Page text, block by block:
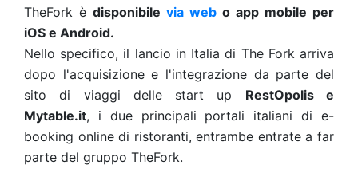
TheFork è disponibile via web o app mobile per
iOS e Android.
Nello specifico, il lancio in Italia di The Fork arriva
dopo l'acquisizione e l'integrazione da parte del
sito di viaggi delle start up RestOpolis e
Mytable.it, i due principali portali italiani di e-
booking online di ristoranti, entrambe entrate a far
parte del gruppo TheFork.